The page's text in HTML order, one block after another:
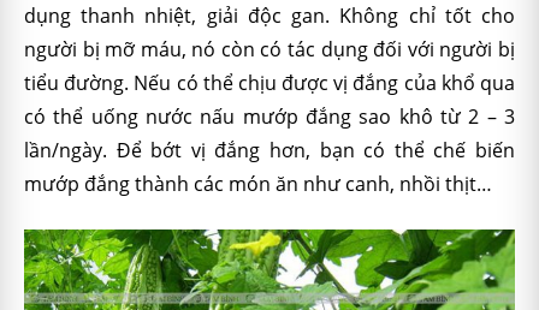
dụng thanh nhiệt, giải độc gan. Không chỉ tốt cho
người bị mỡ máu, nó còn có tác dụng đối với người bị
tiểu đường. Nếu có thể chịu được vị đắng của khổ qua
có thể uống nước nấu mướp đắng sao khô từ 2 – 3
lần/ngày. Để bớt vị đắng hơn, bạn có thể chế biến
mướp đắng thành các món ăn như canh, nhồi thịt…